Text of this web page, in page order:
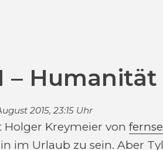
–
2015, 23:15 Uhr
Holger Kreymeier von
im Urlaub zu sein. Aber